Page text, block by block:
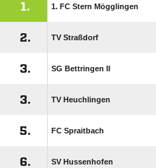
1. 1. FC Stern Mögglingen
2. TV Straßdorf
3. SG Bettringen II
3. TV Heuchlingen
5. FC Spraitbach
6. SV Hussenhofen